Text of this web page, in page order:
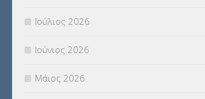
Ιούλιος 2026
Ιούνιος 2026
Μάιος 2026